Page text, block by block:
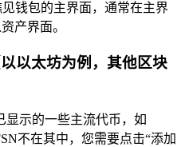
钱包的主界面，通常在主界
产界面。
以太坊为例，其他区块
显示的一些主流代币，如
不在其中，您需要点击“添加